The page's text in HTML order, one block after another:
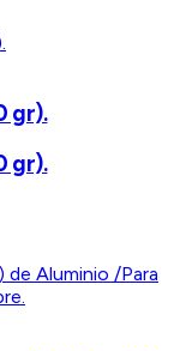
gr).
gr).